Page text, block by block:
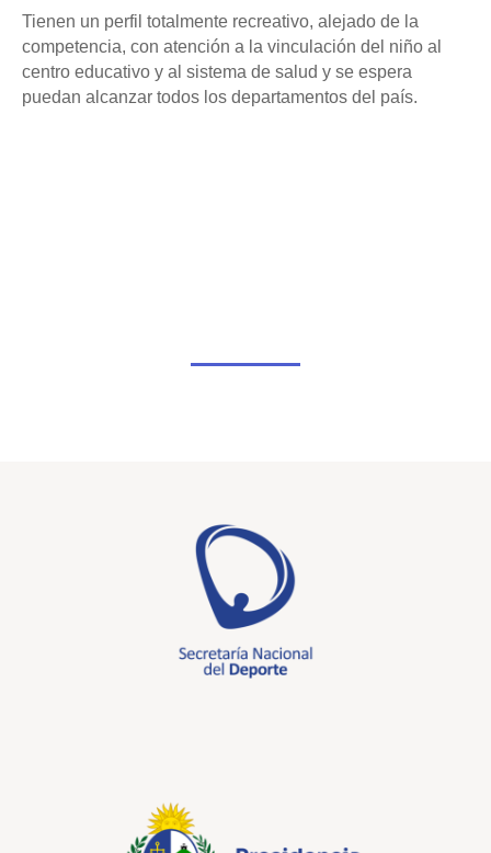
Tienen un perfil totalmente recreativo, alejado de la
competencia, con atención a la vinculación del niño al
centro educativo y al sistema de salud y se espera
puedan alcanzar todos los departamentos del país.